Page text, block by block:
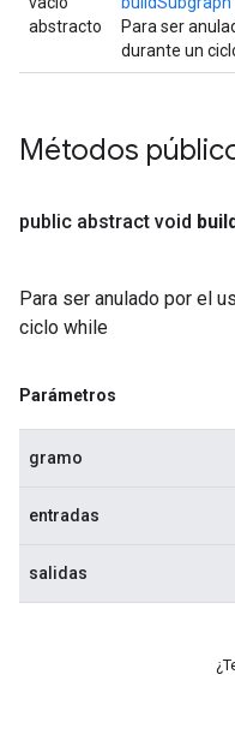
abstracto
Para ser
durante un
Métodos
public abstract void
Para ser anulado por el
ciclo while
Parámetros
gramo
entradas
salidas